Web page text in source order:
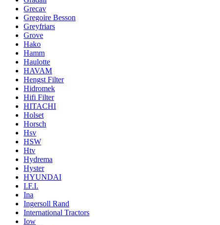
Grecav
Gregoire Besson
Greyfriars
Grove
Hako
Hamm
Haulotte
HAVAM
Hengst Filter
Hidromek
Hifi Filter
HITACHI
Holset
Horsch
Hsv
HSW
Htv
Hydrema
Hyster
HYUNDAI
I.F.I.
Ina
Ingersoll Rand
International Tractors
Iow